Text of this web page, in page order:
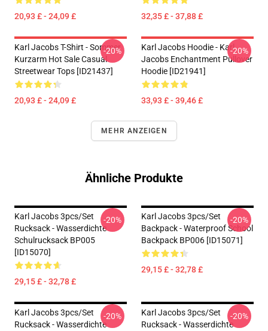
20,93 £ - 24,09 £ 32,35 £ - 37,88 £
Karl Jacobs T-Shirt - Sommer
Kurzarm Hot Sale Casual
Streetwear Tops [ID21437]
20,93 £ - 24,09 £
-20%
Karl Jacobs Hoodie - Karl
Jacobs Enchantment Pullover
Hoodie [ID21941]
33,93 £ - 39,46 £
-20%
MEHR ANZEIGEN
Ähnliche Produkte
Karl Jacobs 3pcs/set
Rucksack - Wasserdichte
Schulrucksack BP005
[ID15070]
29,15 £ - 32,78 £
-20%
Karl Jacobs 3pcs/set
Backpack - Waterproof School
Backpack BP006 [ID15071]
29,15 £ - 32,78 £
-20%
Karl Jacobs 3pcs/set
Rucksack - Wasserdichte
-20%
Karl Jacobs 3pcs/set
Rucksack - Wasserdichte
-20%